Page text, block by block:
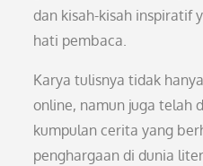
dan kisah-kisah inspiratif
hati pembaca.
Karya tulisnya tidak
online, namun juga telah
kumpulan cerita yang
penghargaan di dunia